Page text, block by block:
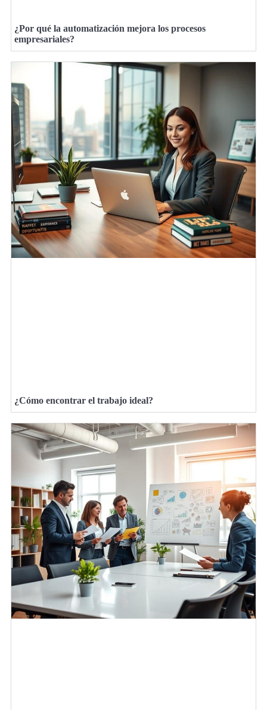
¿Por qué la automatización mejora los procesos
empresariales?
¿Cómo encontrar el trabajo ideal?